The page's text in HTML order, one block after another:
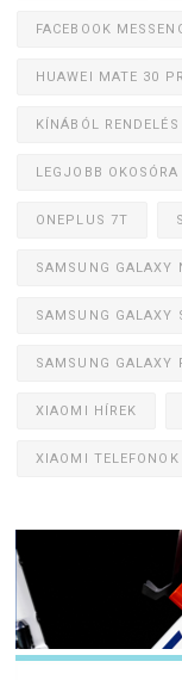
FACEBOOK
HUAWEI MATE 30
KÍNÁBÓL RENDELÉS
LEGJOBB OKOSÓRA
ONEPLUS 7T
SAMSUNG GALAXY
SAMSUNG GALAXY
SAMSUNG GALAXY
XIAOMI HÍREK
XIAOMI TELEFONOK